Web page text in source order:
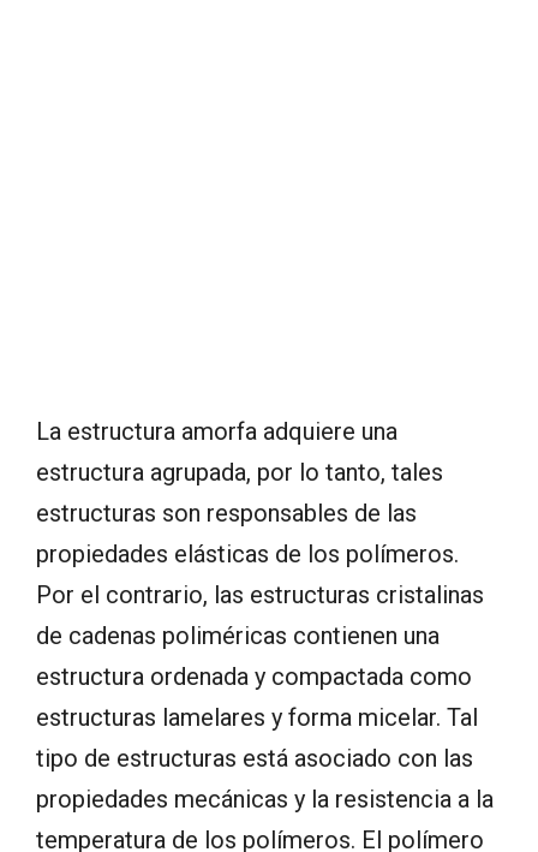
La estructura amorfa adquiere una
estructura agrupada, por lo tanto, tales
estructuras son responsables de las
propiedades elásticas de los polímeros.
Por el contrario, las estructuras cristalinas
de cadenas poliméricas contienen una
estructura ordenada y compactada como
estructuras lamelares y forma micelar. Tal
tipo de estructuras está asociado con las
propiedades mecánicas y la resistencia a la
temperatura de los polímeros. El polímero